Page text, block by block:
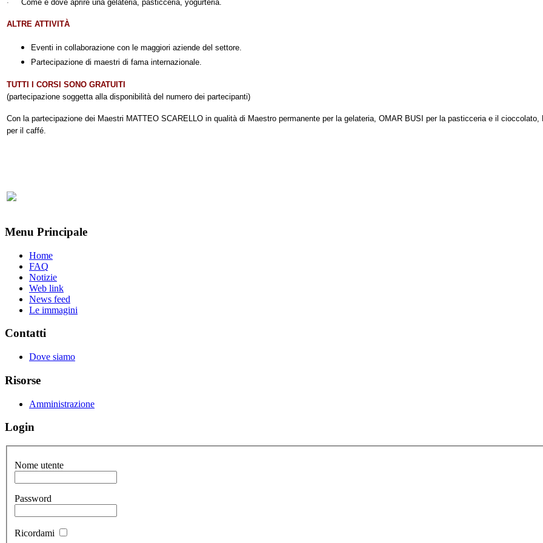
· Come e dove aprire una gelateria, pasticceria, yogurteria.
ALTRE ATTIVITÀ
Eventi in collaborazione con le maggiori aziende del settore.
Partecipazione di maestri di fama internazionale.
TUTTI I CORSI SONO GRATUITI
(partecipazione soggetta alla disponibilità del numero dei partecipanti)
Con la partecipazione dei Maestri MATTEO SCARELLO in qualità di Maestro permanente per la gelateria, OMAR BUSI per la pasticceria e il cioccolato,
per il caffé.
Menu Principale
Home
FAQ
Notizie
Web link
News feed
Le immagini
Contatti
Dove siamo
Risorse
Amministrazione
Login
Nome utente
Password
Ricordami